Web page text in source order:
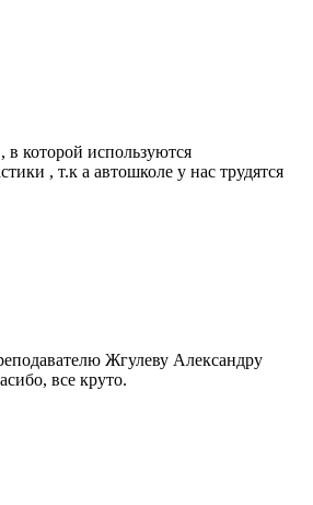
которой используются
, т.к а автошколе у нас трудятся
Жгулеву Александру
все круто.